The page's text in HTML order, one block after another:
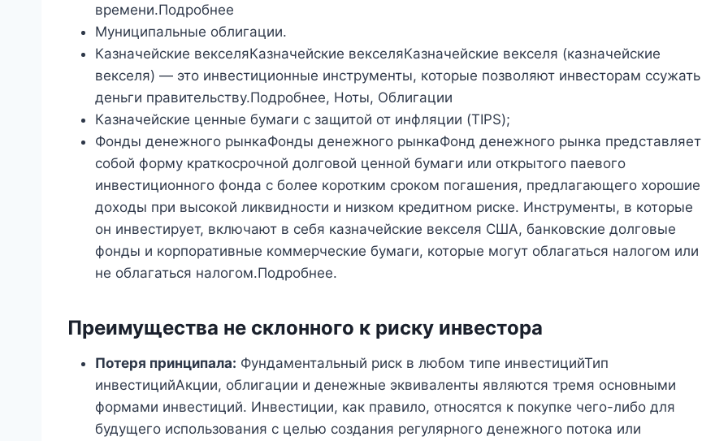
времени.Подробнее
Муниципальные облигации.
Казначейские векселяКазначейские векселяКазначейские векселя (казначейские
векселя) — это инвестиционные инструменты, которые позволяют инвесторам ссужать
деньги правительству.Подробнее, Ноты, Облигации
Казначейские ценные бумаги с защитой от инфляции (TIPS);
Фонды денежного рынкаФонды денежного рынкаФонд денежного рынка представляет
собой форму краткосрочной долговой ценной бумаги или открытого паевого
инвестиционного фонда с более коротким сроком погашения, предлагающего хорошие
доходы при высокой ликвидности и низком кредитном риске. Инструменты, в которые
он инвестирует, включают в себя казначейские векселя США, банковские долговые
фонды и корпоративные коммерческие бумаги, которые могут облагаться налогом или
не облагаться налогом.Подробнее.
Преимущества не склонного к риску инвестора
Потеря принципала: Фундаментальный риск в любом типе инвестицийТип
инвестицийАкции, облигации и денежные эквиваленты являются тремя основными
формами инвестиций. Инвестиции, как правило, относятся к покупке чего-либо для
будущего использования с целью создания регулярного денежного потока или